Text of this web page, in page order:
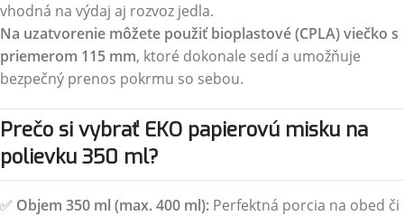
vhodná na výdaj aj rozvoz jedla.
Na uzatvorenie môžete použiť bioplastové (CPLA) viečko s
priemerom 115 mm, ktoré dokonale sedí a umožňuje
bezpečný prenos pokrmu so sebou.
Prečo si vybrať EKO papierovú misku na
polievku 350 ml?
✅ Objem 350 ml (max. 400 ml): Perfektná porcia na obed či